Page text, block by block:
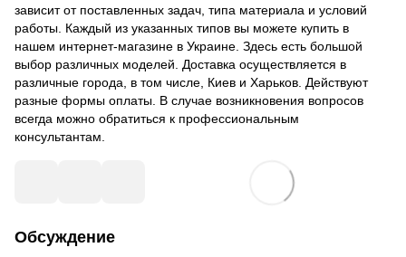
зависит от поставленных задач, типа материала и условий
работы. Каждый из указанных типов вы можете купить в
нашем интернет-магазине в Украине. Здесь есть большой
выбор различных моделей. Доставка осуществляется в
различные города, в том числе, Киев и Харьков. Действуют
разные формы оплаты. В случае возникновения вопросов
всегда можно обратиться к профессиональным
консультантам.
Обсуждение